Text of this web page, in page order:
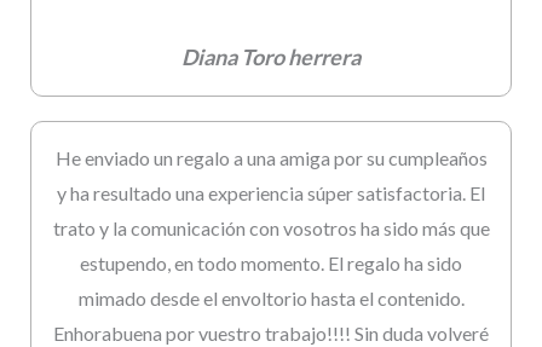
Diana Toro herrera
He enviado un regalo a una amiga por su cumpleaños
y ha resultado una experiencia súper satisfactoria. El
trato y la comunicación con vosotros ha sido más que
estupendo, en todo momento. El regalo ha sido
mimado desde el envoltorio hasta el contenido.
Enhorabuena por vuestro trabajo!!!! Sin duda volveré